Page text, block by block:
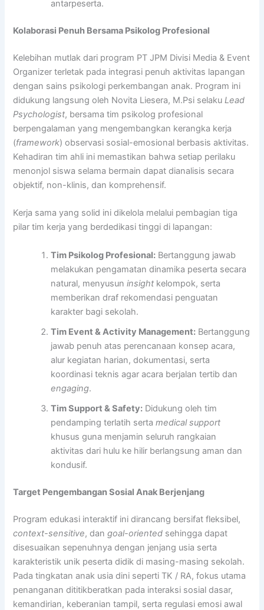
antarpeserta.
Kolaborasi Penuh Bersama Psikolog Profesional
Kelebihan mutlak dari program PT JPM Divisi Media & Event
Organizer terletak pada integrasi penuh aktivitas lapangan
dengan sains psikologi perkembangan anak. Program ini
didukung langsung oleh Novita Liesera, M.Psi selakuLead
Psychologist, bersama tim psikolog profesional
berpengalaman yang mengembangkan kerangka kerja
(framework) observasi sosial-emosional berbasis aktivitas.
Kehadiran tim ahli ini memastikan bahwa setiap perilaku
menonjol siswa selama bermain dapat dianalisis secara
objektif, non-klinis, dan komprehensif.
Kerja sama yang solid ini dikelola melalui pembagian tiga
pilar tim kerja yang berdedikasi tinggi di lapangan:
Tim Psikolog Profesional: Bertanggung jawab
melakukan pengamatan dinamika peserta secara
natural, menyusuninsight kelompok, serta
memberikan draf rekomendasi penguatan
karakter bagi sekolah.
Tim Event & Activity Management: Bertanggung
jawab penuh atas perencanaan konsep acara,
alur kegiatan harian, dokumentasi, serta
koordinasi teknis agar acara berjalan tertib dan
engaging.
Tim Support & Safety: Didukung oleh tim
pendamping terlatih sertamedical support
khusus guna menjamin seluruh rangkaian
aktivitas dari hulu ke hilir berlangsung aman dan
kondusif.
Target Pengembangan Sosial Anak Berjenjang
Program edukasi interaktif ini dirancang bersifat fleksibel,
context-sensitive, dangoal-oriented sehingga dapat
disesuaikan sepenuhnya dengan jenjang usia serta
karakteristik unik peserta didik di masing-masing sekolah.
Pada tingkatan anak usia dini seperti TK / RA, fokus utama
penanganan dititikberatkan pada interaksi sosial dasar,
kemandirian, keberanian tampil, serta regulasi emosi awal